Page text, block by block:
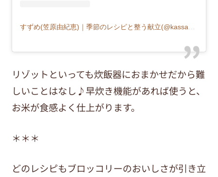
リゾットといっても炊飯器におまかせだから難
しいことはなし♪早炊き機能があれば使うと、
お米が食感よく仕上がります。
＊＊＊
どのレシピもブロッコリーのおいしさが引き立